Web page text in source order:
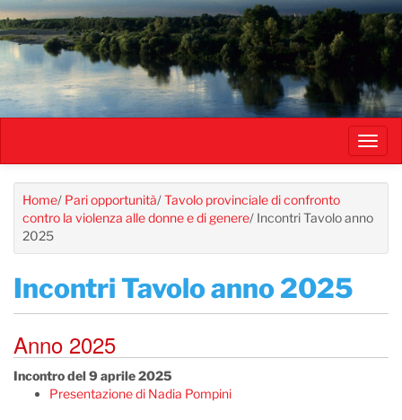
Salta
al
contenuto
principale
Home/ Pari opportunità/Tavolo provinciale di confronto
contro la violenza alle donne e di genere/ Incontri Tavolo anno
2025
Incontri Tavolo anno 2025
Anno 2025
Incontro del 9 aprile 2025
Presentazione di Nadia Pompini